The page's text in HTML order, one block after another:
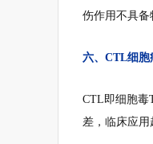
伤作用不具备
六、CTL细胞
CTL即细胞毒
差，临床应用